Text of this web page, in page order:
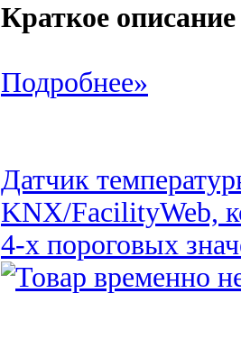
Краткое описание
Подробнее»
Датчик
KNX/FacilityWeb,
4-х пороговых